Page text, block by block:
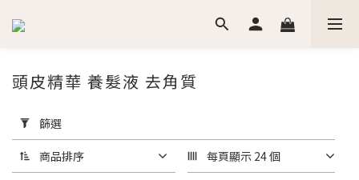
用
篩
選
(0/20)
頭皮精華 養髮液 去角質
篩選
商品排序 每頁顯示 24 個